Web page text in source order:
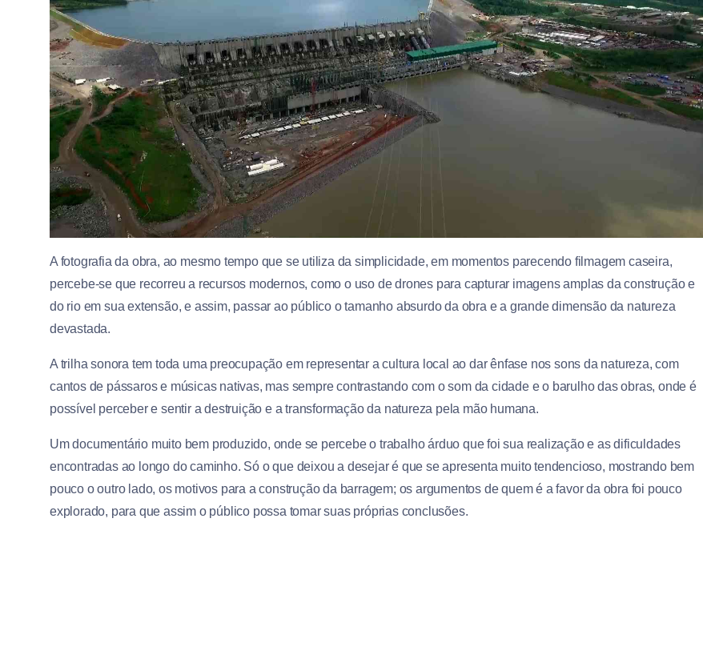
A fotografia da obra, ao mesmo tempo que se utiliza da simplicidade, em momentos parecendo filmagem caseira,
percebe-se que recorreu a recursos modernos, como o uso de drones para capturar imagens amplas da construção e
do rio em sua extensão, e assim, passar ao público o tamanho absurdo da obra e a grande dimensão da natureza
devastada.
A trilha sonora tem toda uma preocupação em representar a cultura local ao dar ênfase nos sons da natureza, com
cantos de pássaros e músicas nativas, mas sempre contrastando com o som da cidade e o barulho das obras, onde é
possível perceber e sentir a destruição e a transformação da natureza pela mão humana.
Um documentário muito bem produzido, onde se percebe o trabalho árduo que foi sua realização e as dificuldades
encontradas ao longo do caminho. Só o que deixou a desejar é que se apresenta muito tendencioso, mostrando bem
pouco o outro lado, os motivos para a construção da barragem; os argumentos de quem é a favor da obra foi pouco
explorado, para que assim o público possa tomar suas próprias conclusões.